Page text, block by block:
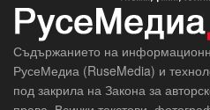
Съдържанието на
РусеМедиа (RuseMedia) и
под закрила на Закона за